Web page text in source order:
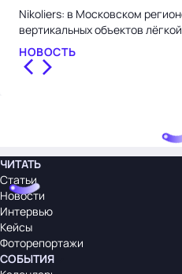
Nikoliers: в Московском
вертикальных объектов
НОВОСТЬ
ЧИТАТЬ
Статьи
Новости
Интервью
Кейсы
Фоторепортажи
СОБЫТИЯ